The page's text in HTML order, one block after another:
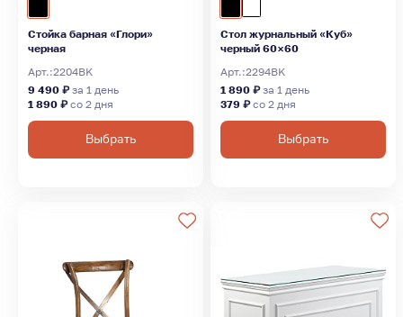
Стойка барная «Глори»
черная
Арт.:2204BK
9 490 ₽за 1 день
1 890 ₽со 2 дня
Выбрать
Стол журнальный «Куб»
черный 60×60
Арт.:2294BK
1 890 ₽за 1 день
379 ₽со 2 дня
Выбрать